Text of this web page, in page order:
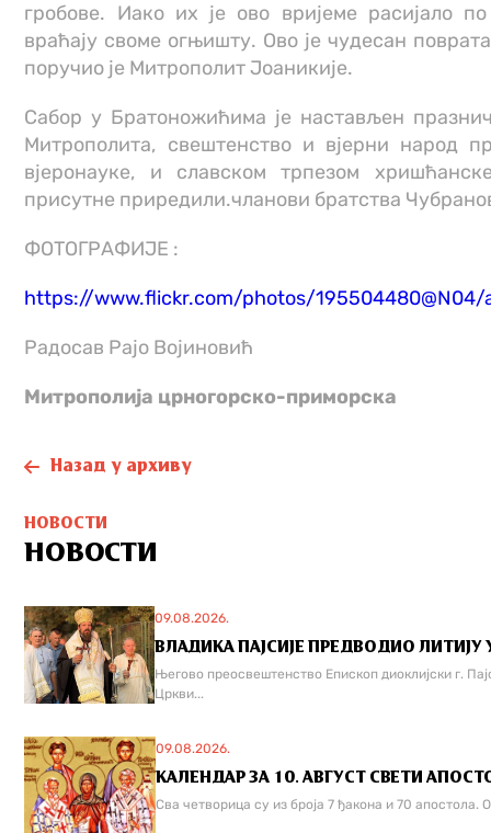
гробове. Иако их је ово вријеме расијало
враћају своме огњишту. Ово је чудесан
поручио је Митрополит Јоаникије.
Сабор у Братоножићима је настављен
Митрополита, свештенство и вјерни народ
вјеронауке, и славском трпезом
присутне приредили.чланови братства
ФОТОГРАФИЈЕ :
https://www.flickr.com/photos/195504480
Радосав Рајо Војиновић
Митрополија црногорско-приморска
Назад у архиву
НОВОСТИ
НОВОСТИ
09.08.2026.
ВЛАДИКА ПАЈСИЈЕ ПРЕДВОДИО
Његово преосвештенство Епископ диоклијски г.
Цркви...
09.08.2026.
КАЛЕНДАР ЗА 10. АВГУСТ СВЕТИ
Сва четворица су из броја 7 ђакона и 70